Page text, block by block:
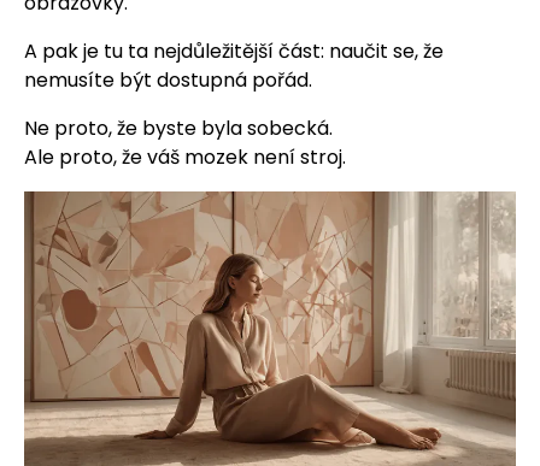
A pak je tu ta nejdůležitější část: naučit se, že
nemusíte být dostupná pořád.
Ne proto, že byste byla sobecká.
Ale proto, že váš mozek není stroj.